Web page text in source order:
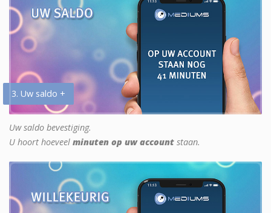
3. Uw saldo +
Uw saldo bevestiging.
U hoort hoeveel minuten op uw account staan.